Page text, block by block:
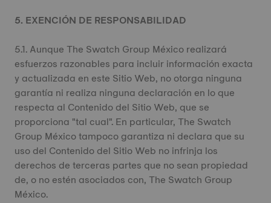
5. EXENCIÓN DE RESPONSABILIDAD
5.1. Aunque The Swatch Group México realizará
esfuerzos razonables para incluir información exacta
y actualizada en este Sitio Web, no otorga ninguna
garantía ni realiza ninguna declaración en lo que
respecta al Contenido del Sitio Web, que se
proporciona "tal cual". En particular, The Swatch
Group México tampoco garantiza ni declara que su
uso del Contenido del Sitio Web no infrinja los
derechos de terceras partes que no sean propiedad
de, o no estén asociados con, The Swatch Group
México.